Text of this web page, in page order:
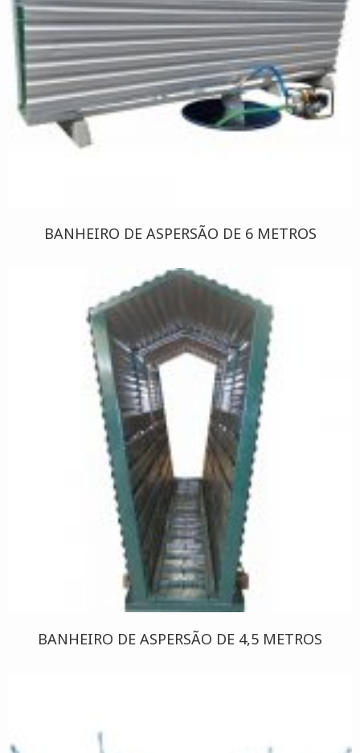
BANHEIRO DE ASPERSÃO DE 6 METROS
BANHEIRO DE ASPERSÃO DE 4,5 METROS